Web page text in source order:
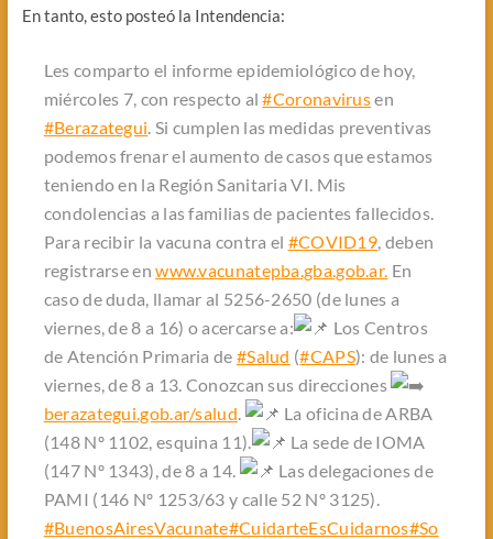
En tanto, esto posteó la Intendencia:
Les comparto el informe epidemiológico de hoy,
miércoles 7, con respecto al#Coronavirusen
#Berazategui. Si cumplen las medidas preventivas
podemos frenar el aumento de casos que estamos
teniendo en la Región Sanitaria VI. Mis
condolencias a las familias de pacientes fallecidos.
Para recibir la vacuna contra el #COVID19, deben
registrarse enwww.vacunatepba.gba.gob.ar. En
caso de duda, llamar al 5256-2650 (de lunes a
viernes, de 8 a 16) o acercarse a:
Los Centros
de Atención Primaria de #Salud (#CAPS): de lunes a
viernes, de 8 a 13. Conozcan sus direcciones
berazategui.gob.ar/salud.
La oficina de ARBA
(148 Nº 1102, esquina 11).
La sede de IOMA
(147 Nº 1343), de 8 a 14.
Las delegaciones de
PAMI (146 Nº 1253/63 y calle 52 Nº 3125).
#BuenosAiresVacunate#CuidarteEsCuidarnos#So